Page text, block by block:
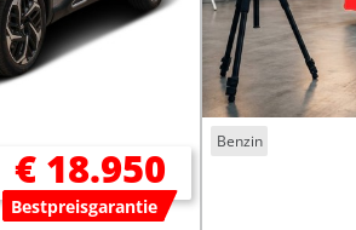
€ 18.950
Bestpreisgarantie
Benzin